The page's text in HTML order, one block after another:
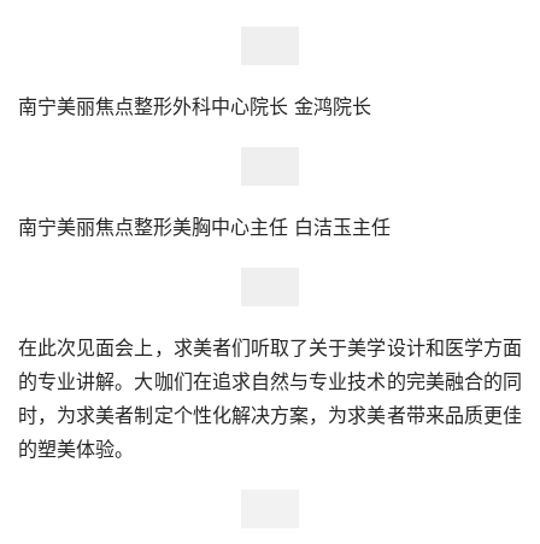
南宁美丽焦点整形外科中心院长 金鸿院长
南宁美丽焦点整形美胸中心主任 白洁玉主任
在此次见面会上，求美者们听取了关于美学设计和医学方面
的专业讲解。大咖们在追求自然与专业技术的完美融合的同
时，为求美者制定个性化解决方案，为求美者带来品质更佳
的塑美体验。